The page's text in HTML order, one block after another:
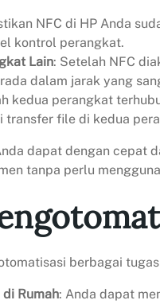
NFC di HP Anda
kontrol perangkat.
Lain: Setelah NFC
dalam jarak yang
kedua perangkat
transfer file di kedua
dapat dengan cepat
tanpa perlu
berbagai
Rumah: Anda dapat